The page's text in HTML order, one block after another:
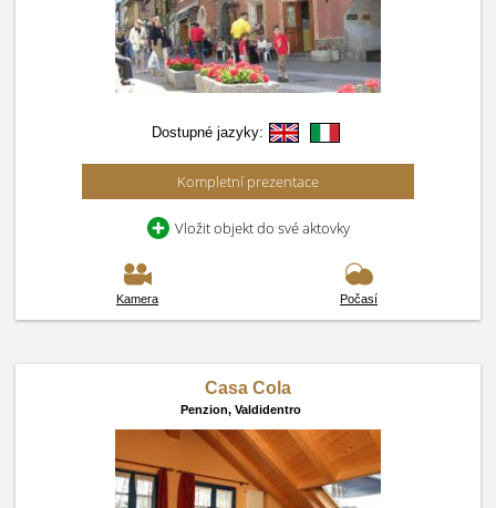
Dostupné jazyky:
Kompletní prezentace
Vložit objekt do své aktovky
Kamera Počasí
Casa Cola
Penzion, Valdidentro